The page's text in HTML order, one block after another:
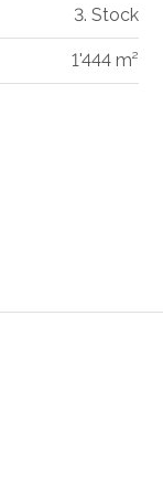
3. Stock
1'444 m²